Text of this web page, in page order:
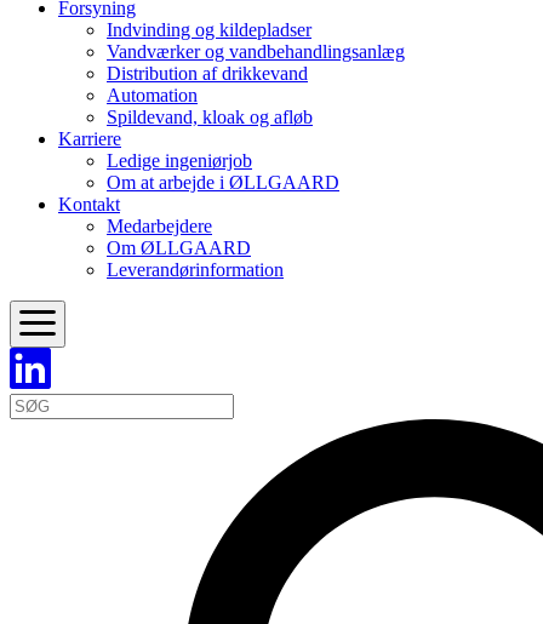
Forsyning
Indvinding og kildepladser
Vandværker og vandbehandlingsanlæg
Distribution af drikkevand
Automation
Spildevand, kloak og afløb
Karriere
Ledige ingeniørjob
Om at arbejde i ØLLGAARD
Kontakt
Medarbejdere
Om ØLLGAARD
Leverandørinformation